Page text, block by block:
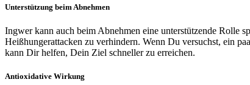
Unterstützung beim Abnehmen
Ingwer kann auch beim Abnehmen eine unterstützende Rolle
Heißhungerattacken zu verhindern. Wenn Du versuchst, ein
kann Dir helfen, Dein Ziel schneller zu erreichen.
Antioxidative Wirkung